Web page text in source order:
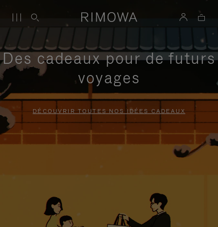
Des cadeaux pour de futurs
voyages
DÉCOUVRIR TOUTES NOS IDÉES CADEAUX